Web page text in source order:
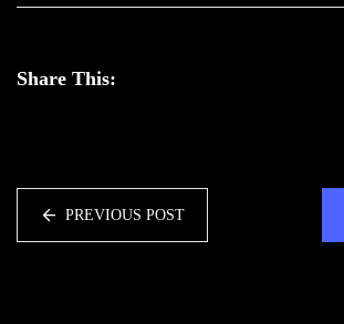
Share This:
PREVIOUS POST